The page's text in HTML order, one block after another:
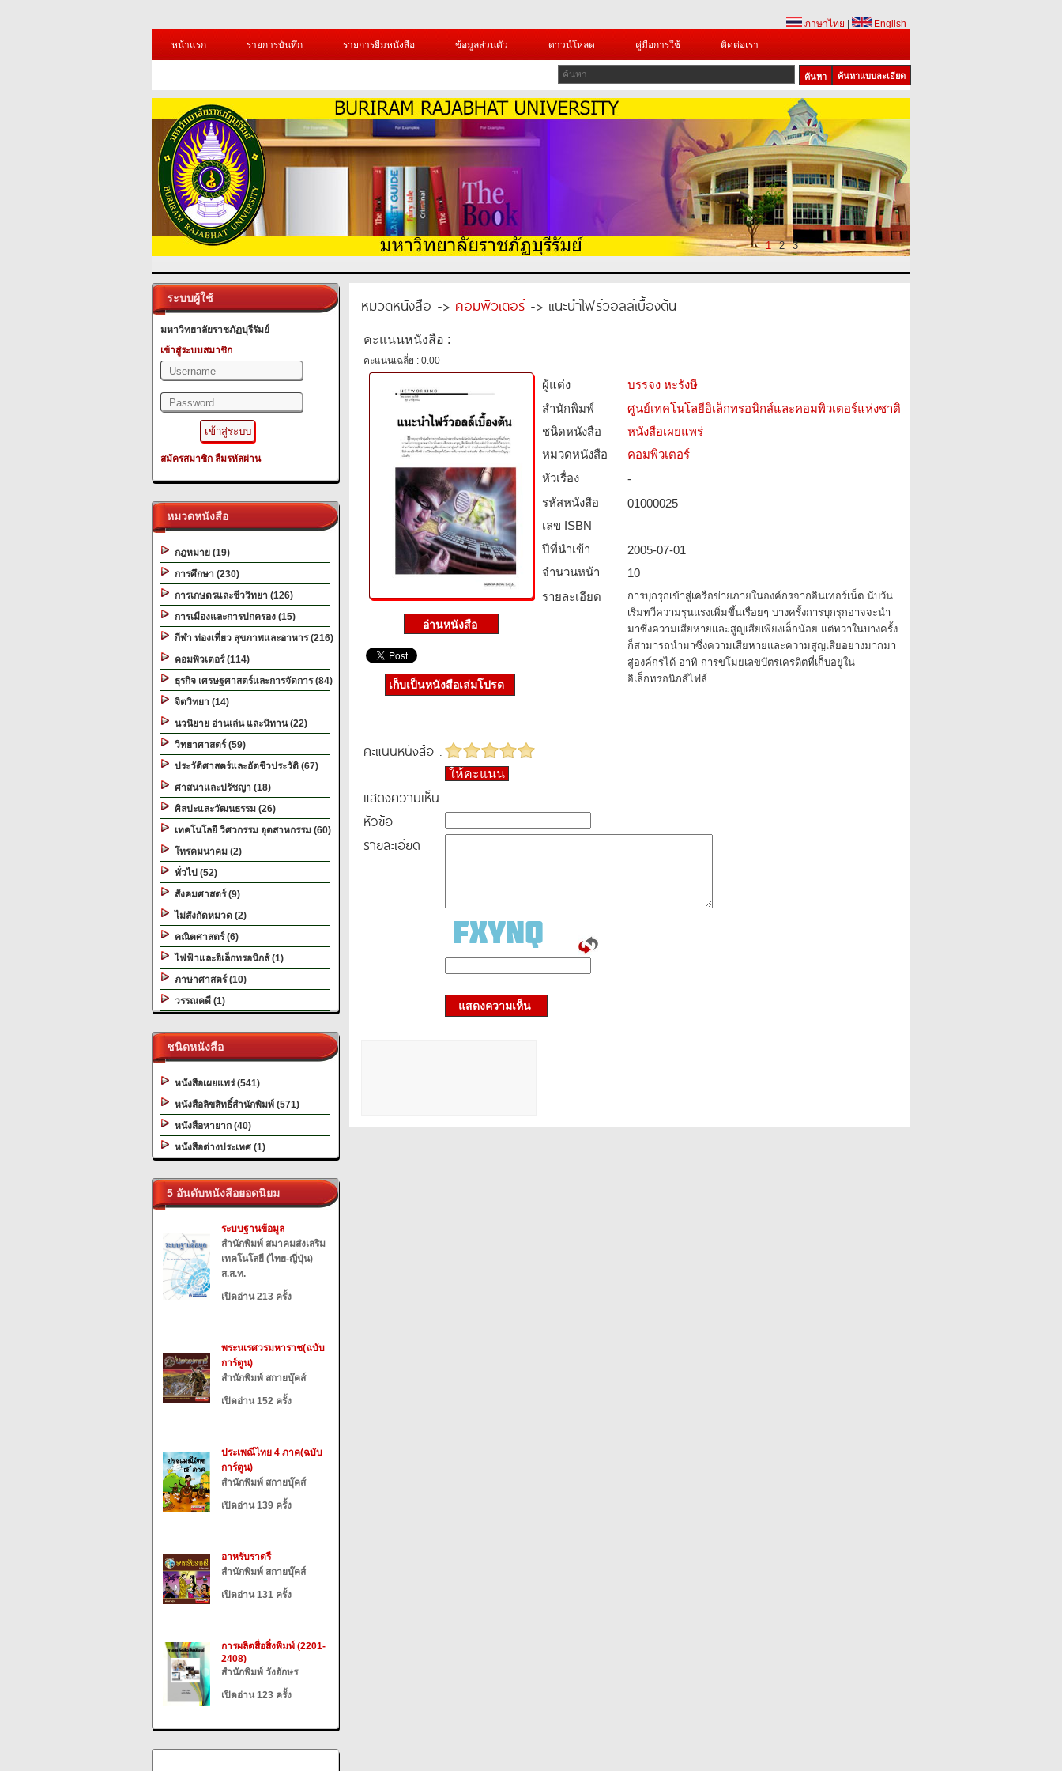
ภาษาไทย
English
หน้าแรก
รายการบันทึก รายการยืมหนังสือ ข้อมูลส่วนตัว ดาวน์โหลด คู่มือการใช้ ติดต่อเรา
ค้นหาแบบละเอียด
1 2 3
ระบบผู้ใช้
มหาวิทยาลัยราชภัฏบุรีรัมย์
เข้าสู่ระบบสมาชิก
สมัครสมาชิก ลืมรหัสผ่าน
หมวดหนังสือ
กฎหมาย (19)
การศึกษา (230)
การเกษตรและชีววิทยา (126)
การเมืองและการปกครอง (15)
กีฬา ท่องเที่ยว สุขภาพและอาหาร (216)
คอมพิวเตอร์ (114)
ธุรกิจ เศรษฐศาสตร์และการจัดการ (84)
จิตวิทยา (14)
นวนิยาย อ่านเล่น และนิทาน (22)
วิทยาศาสตร์ (59)
ประวัติศาสตร์และอัตชีวประวัติ (67)
ศาสนาและปรัชญา (18)
ศิลปะและวัฒนธรรม (26)
เทคโนโลยี วิศวกรรม อุตสาหกรรม (60)
โทรคมนาคม (2)
ทั่วไป (52)
สังคมศาสตร์ (9)
ไม่สังกัดหมวด (2)
คณิตศาสตร์ (6)
ไฟฟ้าและอิเล็กทรอนิกส์ (1)
ภาษาศาสตร์ (10)
วรรณคดี (1)
ชนิดหนังสือ
หนังสือเผยแพร่ (541)
หนังสือลิขสิทธิ์สำนักพิมพ์ (571)
หนังสือหายาก (40)
หนังสือต่างประเทศ (1)
5 อันดับหนังสือยอดนิยม
ระบบฐานข้อมูล
สำนักพิมพ์ สมาคมส่งเสริม
เทคโนโลยี (ไทย-ญี่ปุ่น)
ส.ส.ท.
เปิดอ่าน 213 ครั้ง
พระนเรศวรมหาราช(ฉบับ
การ์ตูน)
สำนักพิมพ์ สกายบุ๊คส์
เปิดอ่าน 152 ครั้ง
ประเพณีไทย 4 ภาค(ฉบับ
การ์ตูน)
สำนักพิมพ์ สกายบุ๊คส์
เปิดอ่าน 139 ครั้ง
อาหรับราตรี
สำนักพิมพ์ สกายบุ๊คส์
เปิดอ่าน 131 ครั้ง
การผลิตสื่อสิ่งพิมพ์ (2201-
2408)
สำนักพิมพ์ วังอักษร
เปิดอ่าน 123 ครั้ง
หมวดหนังสือ -> คอมพิวเตอร์-> แนะนำไฟร์วอลล์เบื้องต้น
คะแนนหนังสือ :
คะแนนเฉลี่ย : 0.00
ผู้แต่ง
บรรจง หะรังษี
สำนักพิมพ์
ศูนย์เทคโนโลยีอิเล็กทรอนิกส์และคอมพิวเตอร์แห่งชาติ
ชนิดหนังสือ­
หนังสือเผยแพร่
หมวดหนังสือ­
คอมพิวเตอร์
หัวเรื่อง
-
รหัสหนังสือ­
01000025
เลข ISBN
ปีที่นำเข้า
2005-07-01
จำนวนหน้า
10
รายละเอียด
การบุกรุกเข้าสู่เครือข่ายภายในองค์กรจากอินเทอร์เน็ต นับวัน
เริ่มทวีความรุนแรงเพิ่มขึ้นเรื่อยๆ บางครั้งการบุกรุกอาจจะนำ
มาซึ่งความเสียหายและสูญเสียเพียงเล็กน้อย แต่ทว่าในบางครั้ง
ก็สามารถนำมาซึ่งความเสียหายและความสูญเสียอย่างมากมา
สู่องค์กรได้ อาทิ การขโมยเลขบัตรเครดิตที่เก็บอยู่ใน
อิเล็กทรอนิกส์ไฟล์
เก็บเป็นหนังสือเล่มโปรด
คะแนนหนังสือ :
ให้คะแนน
แสดงความเห็น
หัวข้อ
รายละเอียด
แสดงความเห็น